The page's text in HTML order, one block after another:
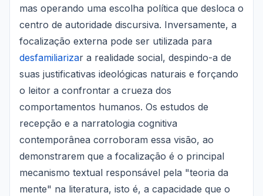
mas operando uma escolha política que desloca o
centro de autoridade discursiva. Inversamente, a
focalização externa pode ser utilizada para
desfamiliarizar a realidade social, despindo-a de
suas justificativas ideológicas naturais e forçando
o leitor a confrontar a crueza dos
comportamentos humanos. Os estudos de
recepção e a narratologia cognitiva
contemporânea corroboram essa visão, ao
demonstrarem que a focalização é o principal
mecanismo textual responsável pela "teoria da
mente" na literatura, isto é, a capacidade que o